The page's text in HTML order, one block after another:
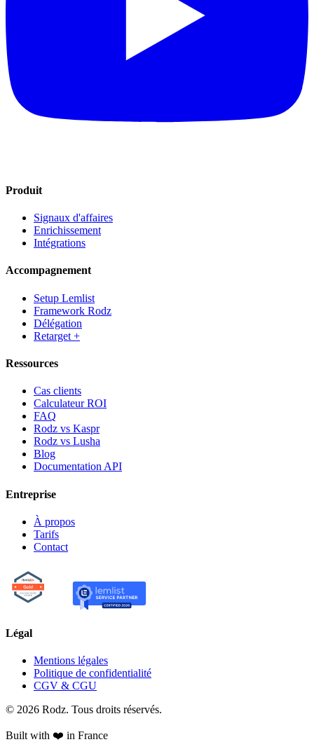
Produit
Signaux d'affaires
Enrichissement
Intégrations
Accompagnement
Setup Lemlist
Framework Rodz
Délégation
Retarget +
Ressources
Cas clients
Calculateur ROI
FAQ
Rodz vs Kaspr
Rodz vs Lusha
Blog
Documentation API
Entreprise
À propos
Tarifs
Contact
Légal
Mentions légales
Politique de confidentialité
CGV & CGU
© 2026 Rodz. Tous droits réservés.
Built with ❤️ in France